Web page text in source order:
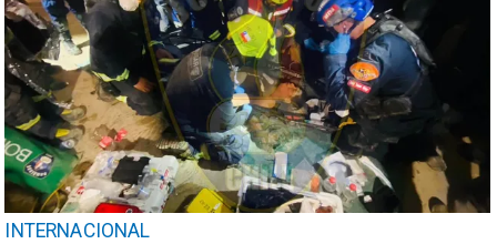
INTERNACIONAL